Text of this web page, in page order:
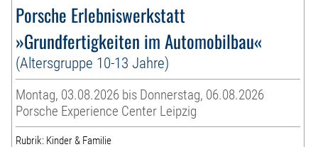
Porsche Erlebniswerkstatt
»Grundfertigkeiten im Automobilbau«
(Altersgruppe 10-13 Jahre)
Montag, 03.08.2026 bis Donnerstag, 06.08.2026
Porsche Experience Center Leipzig
Rubrik: Kinder & Familie